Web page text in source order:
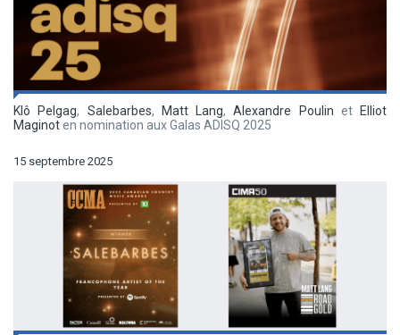
Klô Pelgag, Salebarbes, Matt Lang,Alexandre Poulin et
Elliot
Maginoten nomination aux Galas ADISQ 2025
15 septembre 2025